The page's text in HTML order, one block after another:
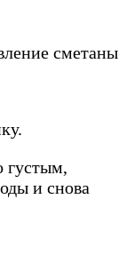
густым,
и снова